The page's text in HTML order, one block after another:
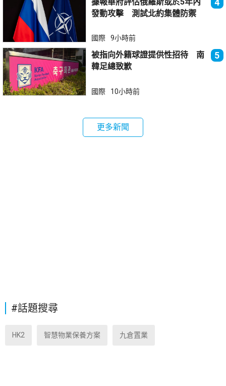
發動攻擊 測試北約集體防禦
4
國際 9小時前
被指向外籍球證提供性招待 南
韓足總致歉
5
國際 10小時前
更多新聞
#話題搜尋
HK2 智慧物業保養方案 九倉置業